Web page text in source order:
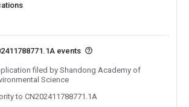
events
filed by Shandong Academy of
Science
to CN202411788771.1A